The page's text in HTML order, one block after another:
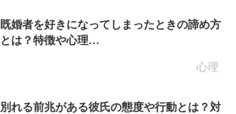
心理
既婚者を好きになってしまったときの諦め方
とは？特徴や心理…
別れる前兆がある彼氏の態度や行動とは？対